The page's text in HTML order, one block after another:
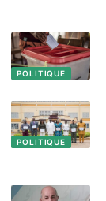
POLITIQUE
POLITIQUE